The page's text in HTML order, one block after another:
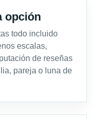
opción
todo incluido
escalas,
de reseñas
pareja o luna de